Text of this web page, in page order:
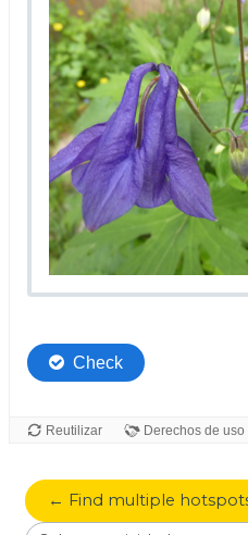
← Find multiple